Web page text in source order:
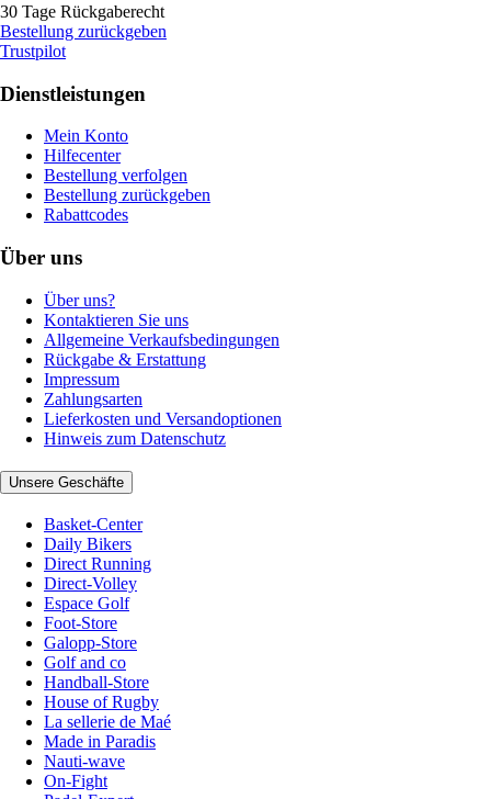
30 Tage Rückgaberecht
Bestellung zurückgeben
Trustpilot
Dienstleistungen
Mein Konto
Hilfecenter
Bestellung verfolgen
Bestellung zurückgeben
Rabattcodes
Über uns
Über uns?
Kontaktieren Sie uns
Allgemeine Verkaufsbedingungen
Rückgabe & Erstattung
Impressum
Zahlungsarten
Lieferkosten und Versandoptionen
Hinweis zum Datenschutz
Unsere Geschäfte
Basket-Center
Daily Bikers
Direct Running
Direct-Volley
Espace Golf
Foot-Store
Galopp-Store
Golf and co
Handball-Store
House of Rugby
La sellerie de Maé
Made in Paradis
Nauti-wave
On-Fight